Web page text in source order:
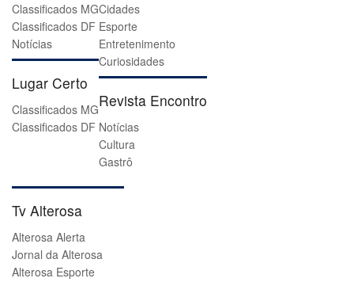
Classificados MG
Classificados DF
Notícias
Lugar Certo
Classificados MG
Classificados DF
Cidades
Esporte
Entretenimento
Curiosidades
Revista Encontro
Notícias
Cultura
Gastrô
Tv Alterosa
Alterosa Alerta
Jornal da Alterosa
Alterosa Esporte